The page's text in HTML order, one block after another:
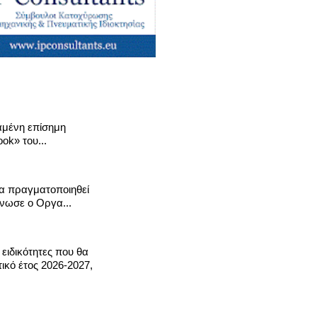
επίσημη
του...
πραγματοποιηθεί
ο Οργα...
ειδικότητες που θα
έτος 2026-2027,